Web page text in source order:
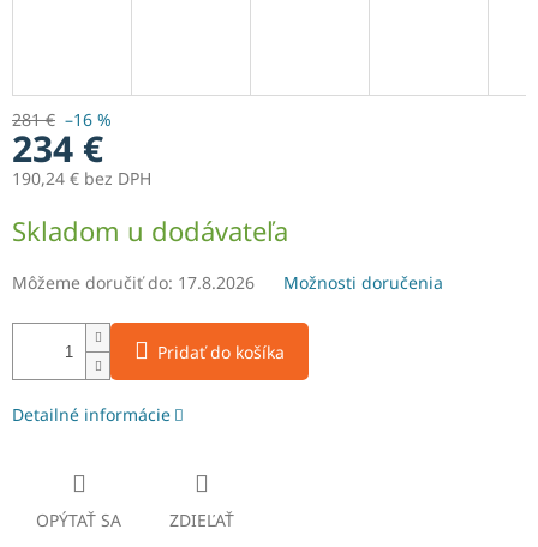
281 € –16 %
234 €
190,24 € bez DPH
cena:
Skladom u dodávateľa
Môžeme doručiť do: 17.8.2026 Možnosti doručenia
Pridať do košíka
Detailné informácie
OPÝTAŤ SA ZDIEĽAŤ